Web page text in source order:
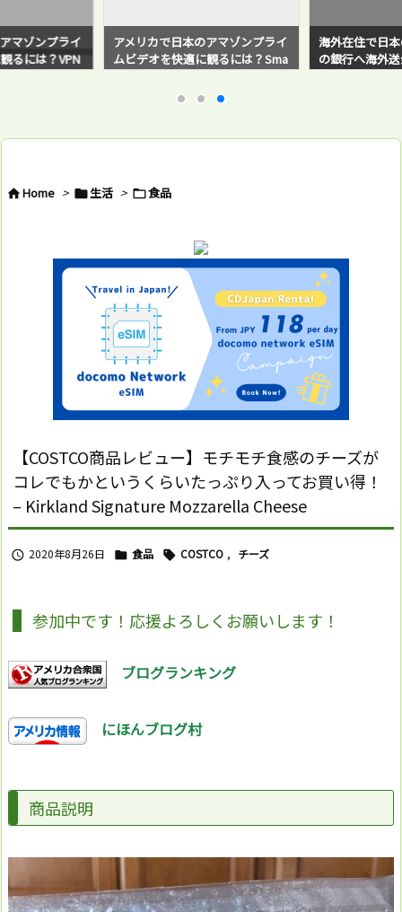
マゾンプライ
るには？VPN
じている方必
アメリカで日本のアマゾンプライ
ムビデオを快適に観るには？Sma
rt DNS Proxyサービスを使ってみ
たら超快適だった！
海外在住で日
の銀行へ海外
sferWise）の
Home > 生活 > 食品
【COSTCO商品レビュー】モチモチ食感のチーズが
コレでもかというくらいたっぷり入ってお買い得！
– Kirkland Signature Mozzarella Cheese
 2020年8月26日  食品  COSTCO , チーズ
参加中です！応援よろしくお願いします！
ブログランキング
にほんブログ村
商品説明